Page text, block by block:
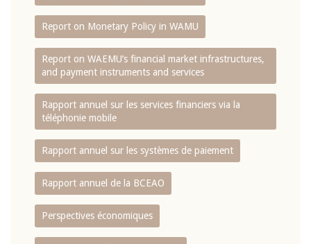
Report on Monetary Policy in WAMU
Report on WAEMU’s financial market infrastructures,
and payment instruments and services
Rapport annuel sur les services financiers via la
téléphonie mobile
Rapport annuel sur les systèmes de paiement
Rapport annuel de la BCEAO
Perspectives économiques